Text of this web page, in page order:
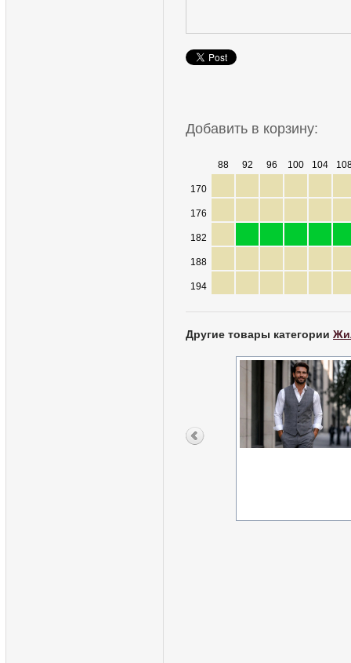
Добавить в корзину:
88 92 96 100 104
170
176
182
188
194
Другие товары категории